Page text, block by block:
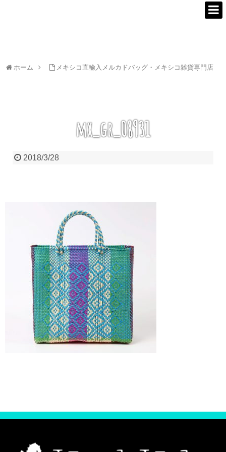
ホーム メキシコ直輸入メルカドバッグ・メキシコ雑貨専門店
mx_gr_08931
2018/3/28